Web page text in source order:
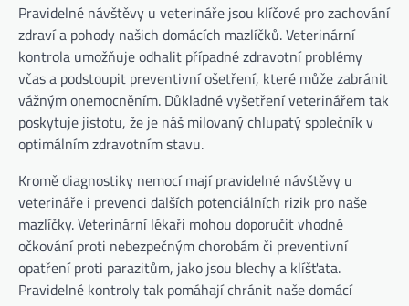
Pravidelné návštěvy u veterináře jsou klíčové pro zachování
zdraví a pohody našich domácích mazlíčků. Veterinární
kontrola umožňuje odhalit případné zdravotní problémy
včas a podstoupit preventivní ošetření, které může zabránit
vážným onemocněním. Důkladné vyšetření veterinářem tak
poskytuje jistotu, že je náš milovaný chlupatý společník v
optimálním zdravotním stavu.
Kromě diagnostiky nemocí mají pravidelné návštěvy u
veterináře i prevenci dalších potenciálních rizik pro naše
mazlíčky. Veterinární lékaři mohou doporučit vhodné
očkování proti nebezpečným chorobám či preventivní
opatření proti parazitům, jako jsou blechy a klíšťata.
Pravidelné kontroly tak pomáhají chránit naše domácí